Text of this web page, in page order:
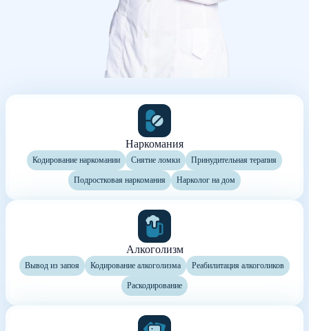
Наркомания
Кодирование наркомании Снятие ломки Принудительная терапия
Подростковая наркомания Нарколог на дом
Алкоголизм
Вывод из запоя Кодирование алкоголизма Реабилитация алкоголиков
Раскодирование